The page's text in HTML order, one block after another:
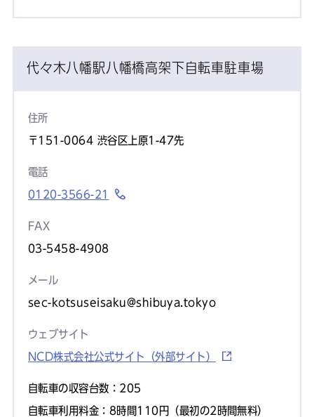
代々木八幡駅八幡橋高架下自転車駐車場
住所
〒151-0064 渋谷区上原1-47先
電話
0120-3566-21
FAX
03-5458-4908
メール
sec-kotsuseisaku@shibuya.tokyo
ウェブサイト
NCD株式会社公式サイト（外部サイト）
自転車の収容台数：205
自転車利用料金：8時間110円（最初の2時間無料）